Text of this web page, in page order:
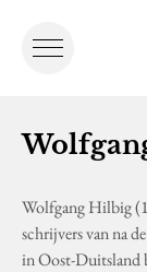
Wolfgang Hilbig
schrijvers van na
in Oost-Duitsland